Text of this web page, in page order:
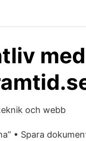
och webb
• Spara